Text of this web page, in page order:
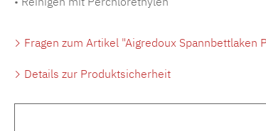
Fragen zum Artikel "Aigredoux Spannbettlaken
Details zur Produktsicherheit